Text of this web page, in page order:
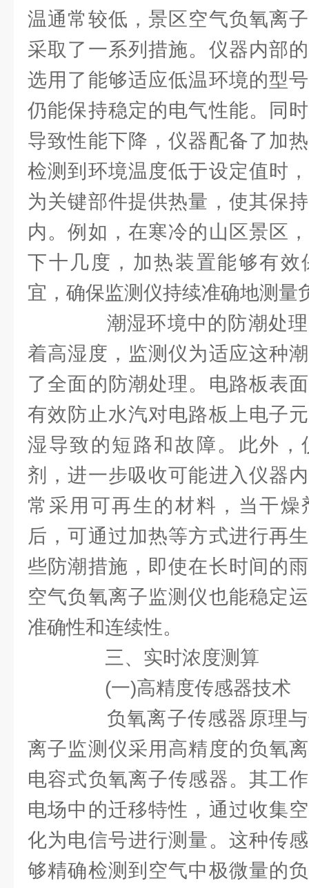
温通常较低，景区空气负氧离
采取了一系列措施。仪器内部
选用了能够适应低温环境的型
仍能保持稳定的电气性能。同
导致性能下降，仪器配备了加
检测到环境温度低于设定值时
为关键部件提供热量，使其保
内。例如，在寒冷的山区景区
下十几度，加热装置能够有效
宜，确保监测仪持续准确地测量
潮湿环境中的防潮处理
着高湿度，监测仪为适应这种
了全面的防潮处理。电路板表
有效防止水汽对电路板上电子
湿导致的短路和故障。此外，
剂，进一步吸收可能进入仪器
常采用可再生的材料，当干
后，可通过加热等方式进行再
些防潮措施，即使在长时间的
空气负氧离子监测仪也能稳定
准确性和连续性。
三、实时浓度测算
(一)高精度传感器技术
负氧离子传感器原理与
离子监测仪采用高精度的负氧
电容式负氧离子传感器。其工
电场中的迁移特性，通过收集
化为电信号进行测量。这种传
够精确检测到空气中极微量的